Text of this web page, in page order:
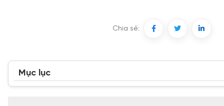
Chia sẻ:
Mục lục